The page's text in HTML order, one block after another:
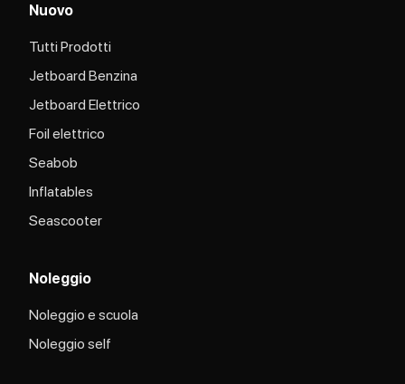
Nuovo
Tutti Prodotti
Jetboard Benzina
Jetboard Elettrico
Foil elettrico
Seabob
Inflatables
Seascooter
Noleggio
Noleggio e scuola
Noleggio self